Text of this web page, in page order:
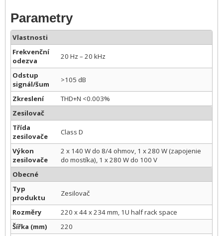
Parametry
Vlastnosti
Frekvenční
odezva
20 Hz – 20 kHz
Odstup
signál/šum
>105 dB
Zkreslení
THD+N <0.003%
Zesilovač
Třída
zesilovače
Class D
Výkon
zesilovače
2 x 140 W do 8/4 ohmov, 1 x 280 W (zapojenie
do mostíka), 1 x 280 W do 100 V
Obecné
Typ
produktu
Zesilovač
Rozměry
220 x 44 x 234 mm, 1U half rack space
Šířka (mm)
220